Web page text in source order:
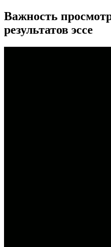
Важность
результатов эссе